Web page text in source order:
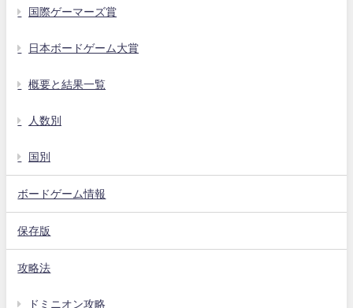
国際ゲーマーズ賞
日本ボードゲーム大賞
概要と結果一覧
人数別
国別
ボードゲーム情報
保存版
攻略法
ドミニオン攻略